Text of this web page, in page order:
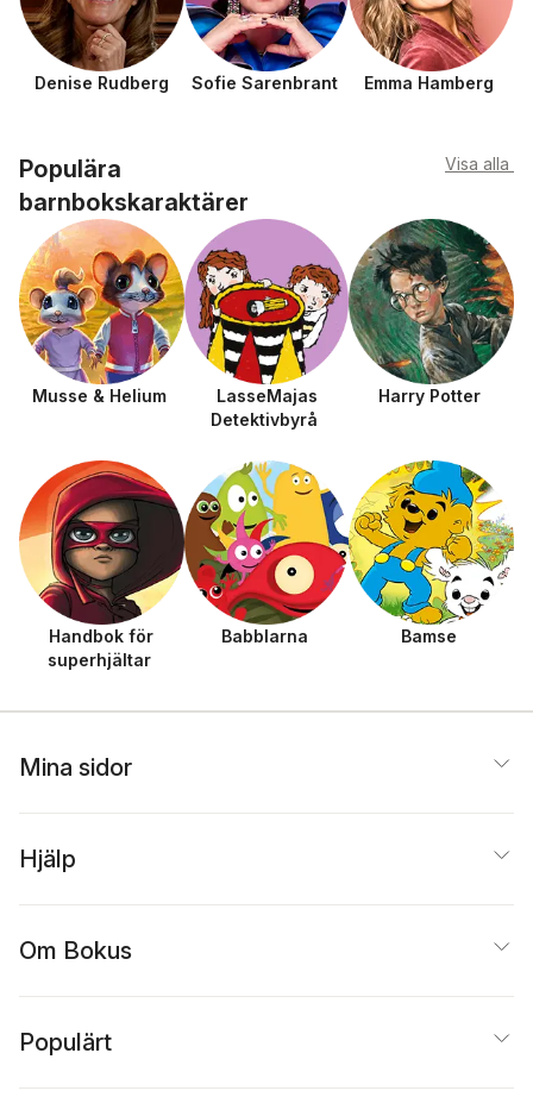
Denise Rudberg Sofie Sarenbrant Emma Hamberg
Populära
barnbokskaraktärer
Visa alla
Musse & Helium
LasseMajas
Detektivbyrå
Harry Potter
Handbok för
superhjältar
Babblarna Bamse
Mina sidor
Hjälp
Om Bokus
Populärt